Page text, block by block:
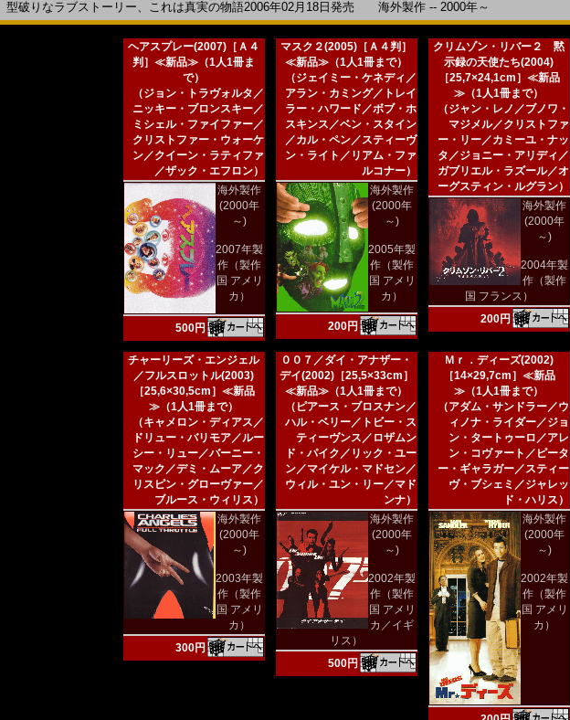
型破りなラブストーリー、これは真実の物語2006年02月18日発売 海外製作 -- 2000年～
ヘアスプレー(2007)［Ａ４
判］≪新品≫（1人1冊ま
で）
（ジョン・トラヴォルタ／
ニッキー・ブロンスキー／
ミシェル・ファイファー／
クリストファー・ウォーケ
ン／クイーン・ラティファ
／ザック・エフロン）
海外製作
(2000年
～)
2007年製
作（製作
国 アメリ
カ）
500円
マスク２(2005)［Ａ４判］
≪新品≫（1人1冊まで）
（ジェイミー・ケネディ／
アラン・カミング／トレイ
ラー・ハワード／ボブ・ホ
スキンス／ベン・スタイン
／カル・ペン／スティーヴ
ン・ライト／リアム・ファ
ルコナー）
海外製作
(2000年
～)
2005年製
作（製作
国 アメリ
カ）
200円
クリムゾン・リバー２ 黙
示録の天使たち(2004)
［25,7×24,1cm］≪新品
≫（1人1冊まで）
（ジャン・レノ／ブノワ・
マジメル／クリストファ
ー・リー／カミーユ・ナッ
タ／ジョニー・アリディ／
ガブリエル・ラズール／オ
ーグスティン・ルグラン）
海外製作
(2000年
～)
2004年製
作（製作
国 フランス）
200円
チャーリーズ・エンジェル
／フルスロットル(2003)
［25,6×30,5cm］≪新品
≫（1人1冊まで）
（キャメロン・ディアス／
ドリュー・バリモア／ルー
シー・リュー／バーニー・
マック／デミ・ムーア／ク
リスピン・グローヴァー／
ブルース・ウィリス）
海外製作
(2000年
～)
2003年製
作（製作
国 アメリ
カ）
300円
００７／ダイ・アナザー・
デイ(2002)［25,5×33cm］
≪新品≫（1人1冊まで）
（ピアース・ブロスナン／
ハル・ベリー／トビー・ス
ティーヴンス／ロザムン
ド・パイク／リック・ユー
ン／マイケル・マドセン／
ウィル・ユン・リー／マド
ンナ）
海外製作
(2000年
～)
2002年製
作（製作
国 アメリ
カ／イギ
リス）
500円
Ｍｒ．ディーズ(2002)
［14×29,7cm］≪新品
≫（1人1冊まで）
（アダム・サンドラー／ウ
ィノナ・ライダー／ジョ
ン・タートゥーロ／アレ
ン・コヴァート／ピータ
ー・ギャラガー／スティー
ヴ・ブシェミ／ジャレッ
ド・ハリス）
海外製作
(2000年
～)
2002年製
作（製作
国 アメリ
カ）